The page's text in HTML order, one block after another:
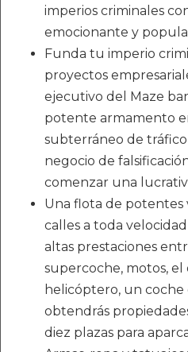
imperios criminales
emocionante y
Funda tu imperio
proyectos
ejecutivo del Maze
potente armamento
subterráneo de tráfico
negocio de
comenzar una
Una flota de
calles a toda
altas prestaciones
supercoche, motos,
helicóptero, un
obtendrás
diez plazas para